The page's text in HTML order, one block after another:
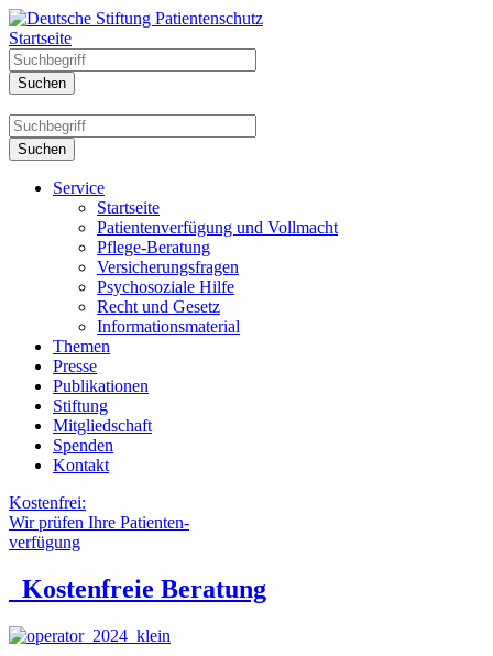
Startseite
Service
Startseite
Patientenverfügung und Vollmacht
Pflege-Beratung
Versicherungsfragen
Psychosoziale Hilfe
Recht und Gesetz
Informationsmaterial
Themen
Presse
Publikationen
Stiftung
Mitgliedschaft
Spenden
Kontakt
Kostenfrei:
Wir prüfen Ihre Patienten-
verfügung
Kostenfreie Beratung